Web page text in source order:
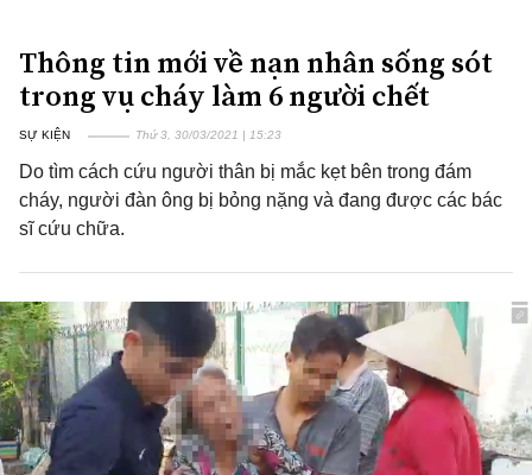
Thông tin mới về nạn nhân sống sót
trong vụ cháy làm 6 người chết
SỰ KIỆN Thứ 3, 30/03/2021 | 15:23
Do tìm cách cứu người thân bị mắc kẹt bên trong đám
cháy, người đàn ông bị bỏng nặng và đang được các bác
sĩ cứu chữa.